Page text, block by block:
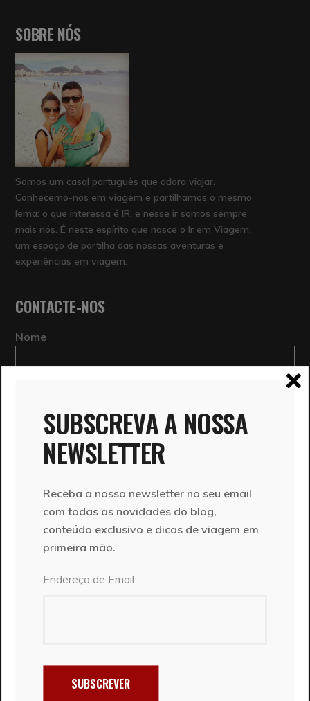
SOBRE NÓS
Somos um casal português que adora viajar.
Conhecemo-nos em viagem e partilhamos o mesmo
lema: o que interessa é IR, e nesse ir somos sempre
mais nós. É neste espírito que nasce o Ir em Viagem,
um espaço de partilha das nossas aventuras e
experiências em viagem.
CONTACTE-NOS
Nome
Mensagem
ENVIAR
São Tomé e Príncipe: um guia de viagem
SUBSCREVA A NOSSA
NEWSLETTER
Receba a nossa newsletter no seu email
com todas as novidades do blog,
conteúdo exclusivo e dicas de viagem em
primeira mão.
Endereço de Email
SUBSCREVER